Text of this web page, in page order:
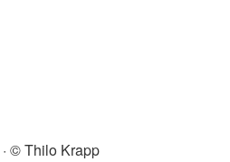
· © Thilo Krapp